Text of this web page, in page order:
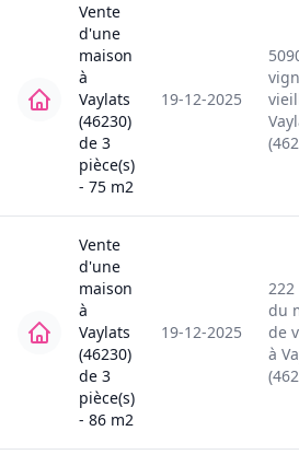
Vente
d'une
maison
à
Vaylats
(46230)
de 3
pièce(s)
- 75 m2
19-12-2025
Vente
d'une
maison
à
Vaylats
(46230)
de 3
pièce(s)
- 86 m2
19-12-2025
222
du
de
à